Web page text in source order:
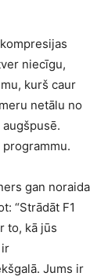
niecīgu,
kurš caur
netālu no
programmu.
gan noraida
“Strādāt F1
to, kā jūs
ir
Jums ir